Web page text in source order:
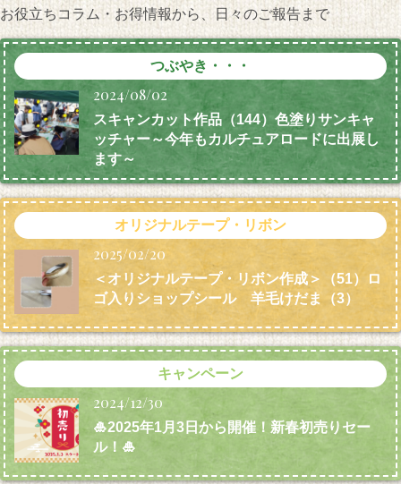
お役立ちコラム・お得情報から、日々のご報告まで
つぶやき・・・
2024/08/02
スキャンカット作品（144）色塗りサンキャ
ッチャー～今年もカルチュアロードに出展し
ます～
オリジナルテープ・リボン
2025/02/20
＜オリジナルテープ・リボン作成＞（51）ロ
ゴ入りショップシール 羊毛けだま （3）
キャンペーン
2024/12/30
🎍2025年1月3日から開催！新春初売りセー
ル！🎍